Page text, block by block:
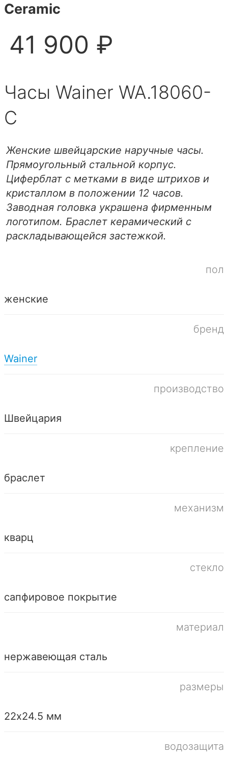
Ceramic
41 900 ₽
Часы Wainer WA.18060-
C
Женские швейцарские наручные часы.
Прямоугольный стальной корпус.
Циферблат с метками в виде штрихов и
кристаллом в положении 12 часов.
Заводная головка украшена фирменным
логотипом. Браслет керамический с
раскладывающейся застежкой.
пол
женские
бренд
Wainer
производство
Швейцария
крепление
браслет
механизм
кварц
стекло
сапфировое покрытие
материал
нержавеющая сталь
размеры
22х24.5 мм
водозащита